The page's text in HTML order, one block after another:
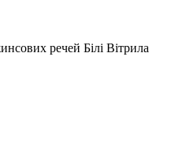
речей Білі Вітрила